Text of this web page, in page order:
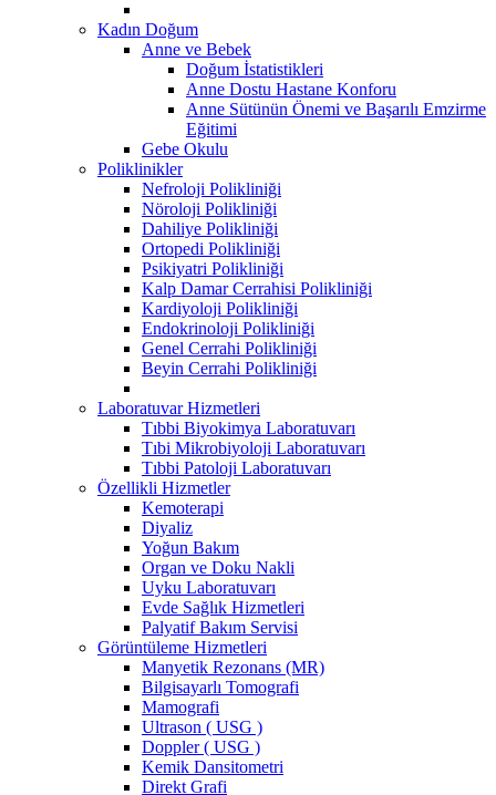
Kadın Doğum
Anne ve Bebek
Doğum İstatistikleri
Anne Dostu Hastane Konforu
Anne Sütünün Önemi ve Başarılı Emzirme
Eğitimi
Gebe Okulu
Poliklinikler
Nefroloji Polikliniği
Nöroloji Polikliniği
Dahiliye Polikliniği
Ortopedi Polikliniği
Psikiyatri Polikliniği
Kalp Damar Cerrahisi Polikliniği
Kardiyoloji Polikliniği
Endokrinoloji Polikliniği
Genel Cerrahi Polikliniği
Beyin Cerrahi Polikliniği
Laboratuvar Hizmetleri
Tıbbi Biyokimya Laboratuvarı
Tıbi Mikrobiyoloji Laboratuvarı
Tıbbi Patoloji Laboratuvarı
Özellikli Hizmetler
Kemoterapi
Diyaliz
Yoğun Bakım
Organ ve Doku Nakli
Uyku Laboratuvarı
Evde Sağlık Hizmetleri
Palyatif Bakım Servisi
Görüntüleme Hizmetleri
Manyetik Rezonans (MR)
Bilgisayarlı Tomografi
Mamografi
Ultrason ( USG )
Doppler ( USG )
Kemik Dansitometri
Direkt Grafi